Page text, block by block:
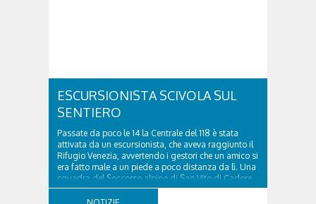
ESCURSIONISTA SCIVOLA SUL
SENTIERO
Passate da poco le 14 la Centrale del 118 è stata
attivata da un escursionista, che aveva raggiunto il
Rifugio Venezia, avvertendo i gestori che un amico si
era fatto male a un piede a poco distanza da lì. Una
squadra del Soccorso alpino di San Vito di Cadore
ha quindi raggiunto l'infortunato...